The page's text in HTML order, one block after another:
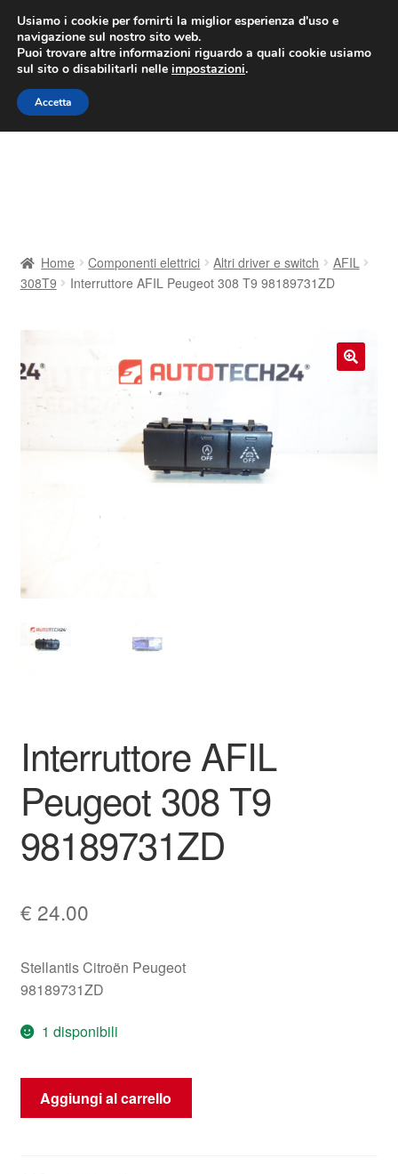
CONSEGNA da 7 EUR
Lun-Ven 9:00 - 16:00/800 580 290
Vai
alla
navigazione
Vai
al
contenuto
Consegna
Contatto
Il mio account
Pagamenti
Politica sulla riservatezza
Procedura di Reclamo
Home Componenti elettrici Altri driver e switch
AFIL
308T9
Interruttore AFIL Peugeot 308 T9 98189731ZD
Interruttore AFIL
Peugeot 308 T9
98189731ZD
€ 24.00
Stellantis Citroën Peugeot
98189731ZD
1 disponibili
Interruttore
AFIL
Aggiungi al carrello
Usiamo i cookie per fornirti la miglior esperienza d'uso e
navigazione sul nostro sito web.
Puoi trovare altre informazioni riguardo a quali cookie usiamo
sul sito o disabilitarli nelle impostazioni.
Accetta